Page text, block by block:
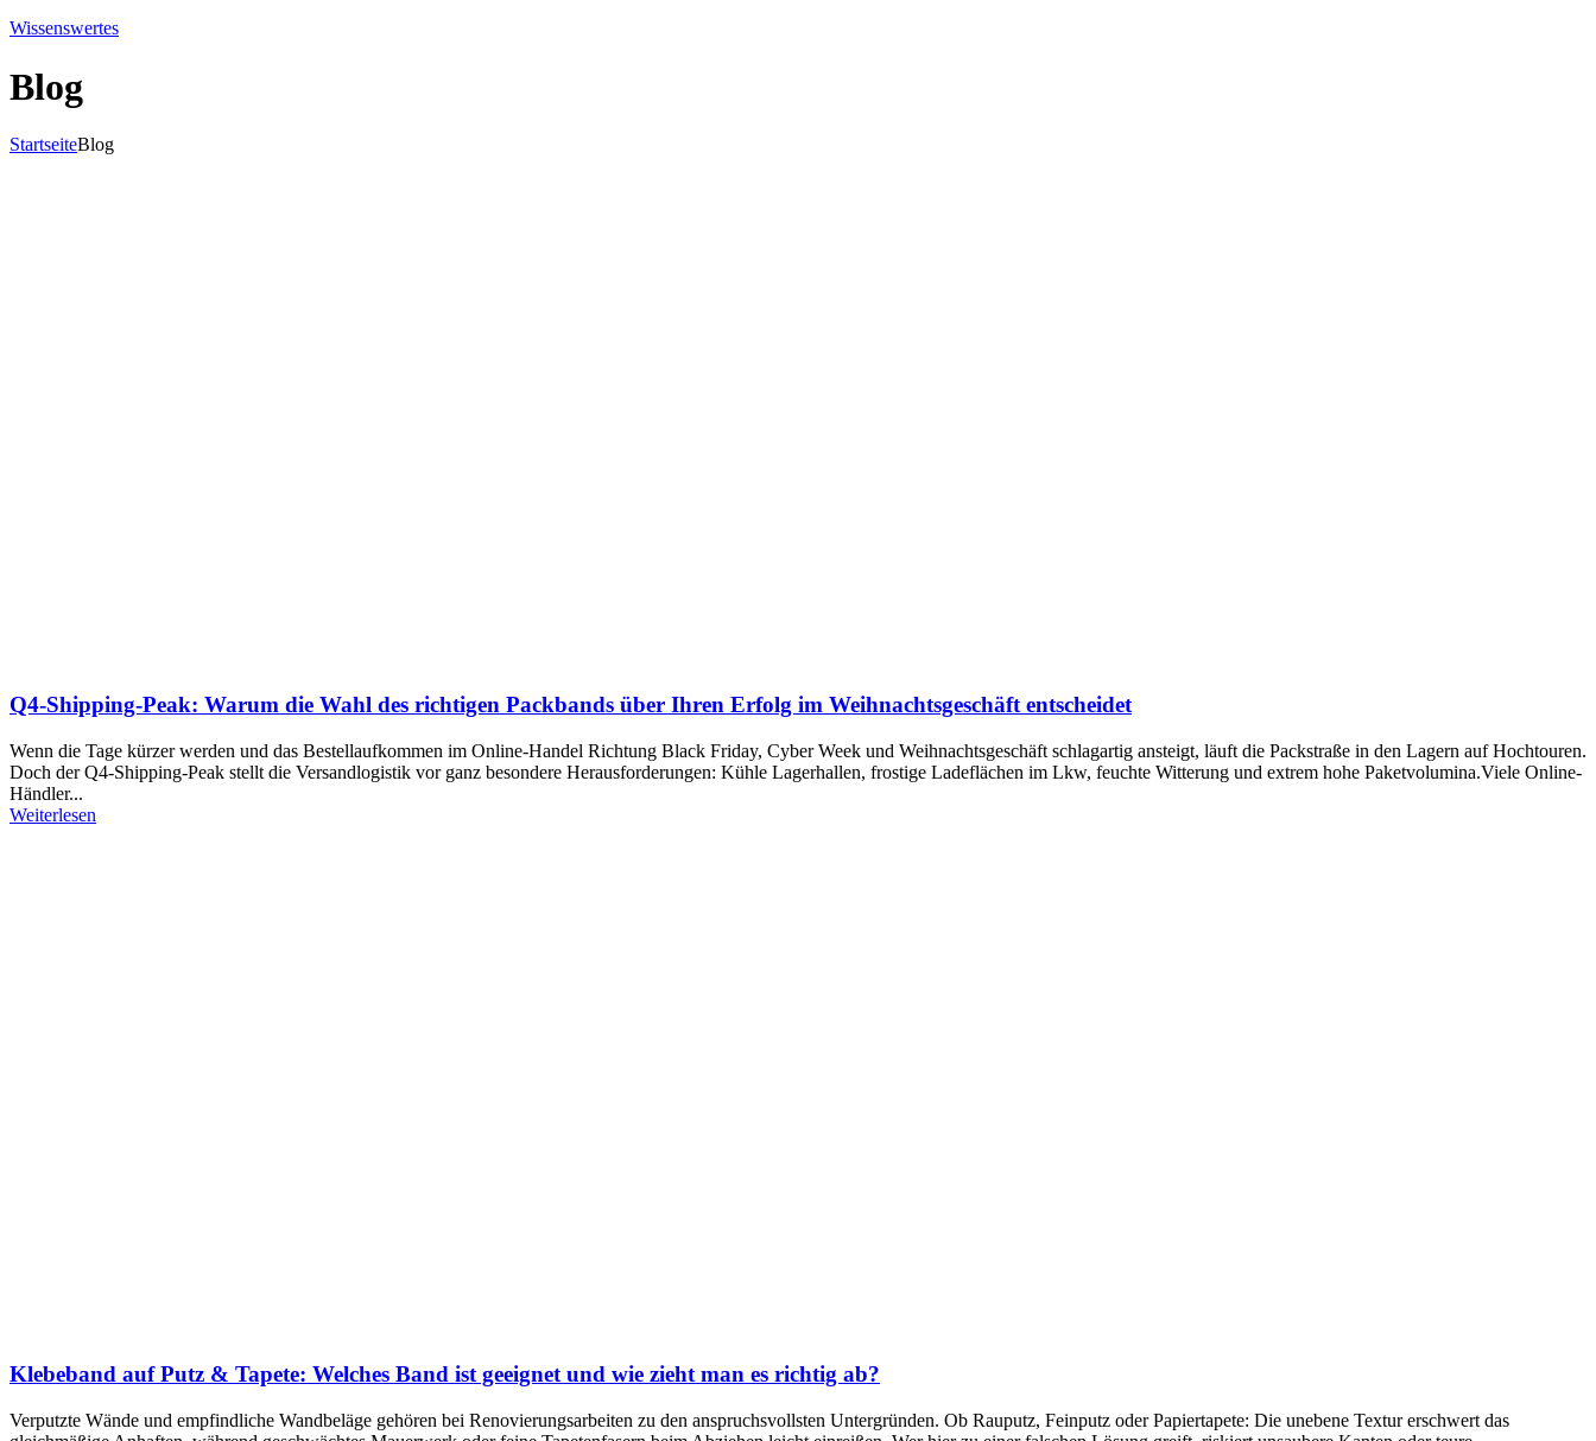
Wissenswertes
Blog
StartseiteBlog
Q4-Shipping-Peak: Warum die Wahl des richtigen Packbands über Ihren Erfolg im Weihnachtsgeschäft entscheidet
Wenn die Tage kürzer werden und das Bestellaufkommen im Online-Handel Richtung Black Friday, Cyber Week und Weihnachtsgeschäft schlagartig ansteigt, läuft die Packstraße in den Lagern auf Hochtouren.
Doch der Q4-Shipping-Peak stellt die Versandlogistik vor ganz besondere Herausforderungen: Kühle Lagerhallen, frostige Ladeflächen im Lkw, feuchte Witterung und extrem hohe Paketvolumina.Viele Online-
Händler...
Weiterlesen
Klebeband auf Putz & Tapete: Welches Band ist geeignet und wie zieht man es richtig ab?
Verputzte Wände und empfindliche Wandbeläge gehören bei Renovierungsarbeiten zu den anspruchsvollsten Untergründen. Ob Rauputz, Feinputz oder Papiertapete: Die unebene Textur erschwert das